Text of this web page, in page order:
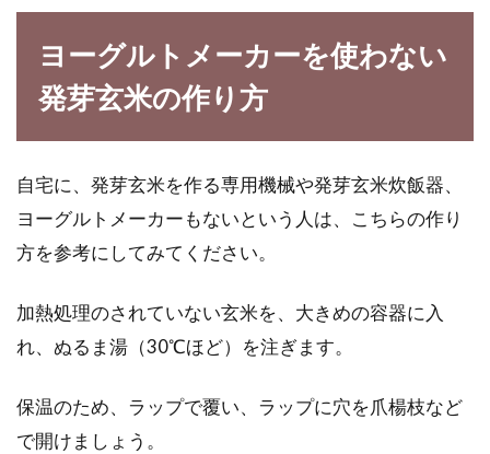
ヨーグルトメーカーを使わない
発芽玄米の作り方
自宅に、発芽玄米を作る専用機械や発芽玄米炊飯器、
ヨーグルトメーカーもないという人は、こちらの作り
方を参考にしてみてください。
加熱処理のされていない玄米を、大きめの容器に入
れ、ぬるま湯（30℃ほど）を注ぎます。
保温のため、ラップで覆い、ラップに穴を爪楊枝など
で開けましょう。